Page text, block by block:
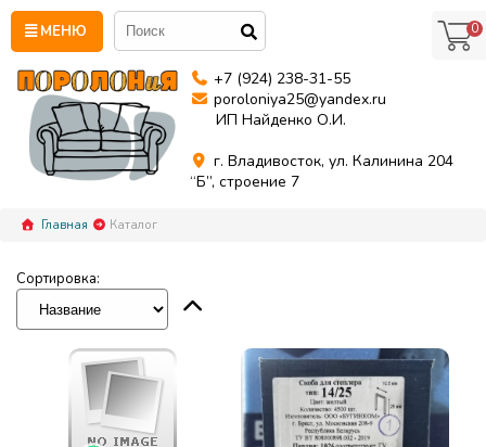
МЕНЮ
+7 (924) 238-31-55
poroloniya25@yandex.ru
ИП Найденко О.И.
г. Владивосток, ул. Калинина 204
“Б”, строение 7
0
Главная Каталог
Сортировка: